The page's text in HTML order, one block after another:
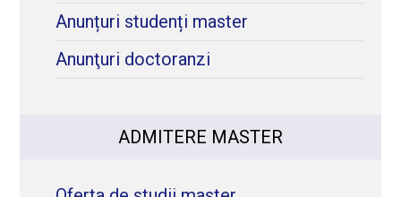
Anunțuri studenți master
Anunţuri doctoranzi
ADMITERE MASTER